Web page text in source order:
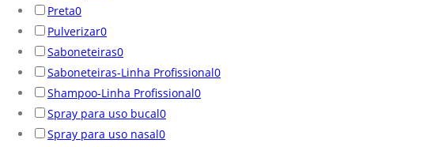
Preta0
Pulverizar0
Saboneteiras0
Saboneteiras-Linha Profissional0
Shampoo-Linha Profissional0
Spray para uso bucal0
Spray para uso nasal0